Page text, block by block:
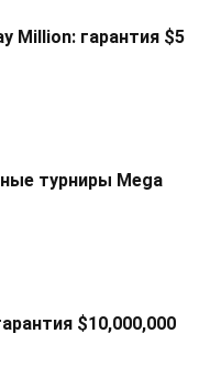
Million: гарантия $5
турниры Mega
$10,000,000